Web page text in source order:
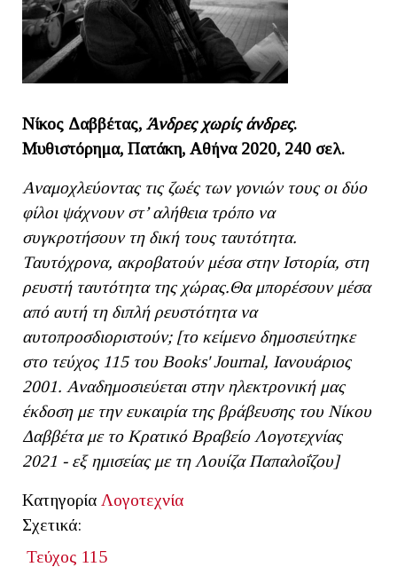
Νίκος Δαββέτας, Άνδρες χωρίς άνδρες.
Mυθιστόρημα, Πατάκη, Αθήνα 2020, 240 σελ.
Αναμοχλεύοντας τις ζωές των γονιών τους οι δύο
φίλοι ψάχνουν στ’ αλήθεια τρόπο να
συγκροτήσουν τη δική τους ταυτότητα.
Ταυτόχρονα, ακροβατούν μέσα στην Ιστορία, στη
ρευστή ταυτότητα της χώρας.Θα μπορέσουν μέσα
από αυτή τη διπλή ρευστότητα να
αυτοπροσδιοριστούν; [το κείμενο δημοσιεύτηκε
στο τεύχος 115 του Books' Journal, Ιανουάριος
2001. Αναδημοσιεύεται στην ηλεκτρονική μας
έκδοση με την ευκαιρία της βράβευσης του Νίκου
Δαββέτα με το Κρατικό Βραβείο Λογοτεχνίας
2021 - εξ ημισείας με τη Λουίζα Παπαλοΐζου]
Κατηγορία Λογοτεχνία
Σχετικά:
Τεύχος 115